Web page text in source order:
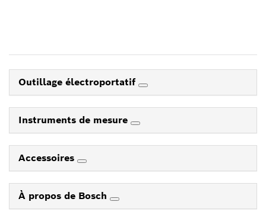
Outillage électroportatif
Instruments de mesure
Accessoires
À propos de Bosch